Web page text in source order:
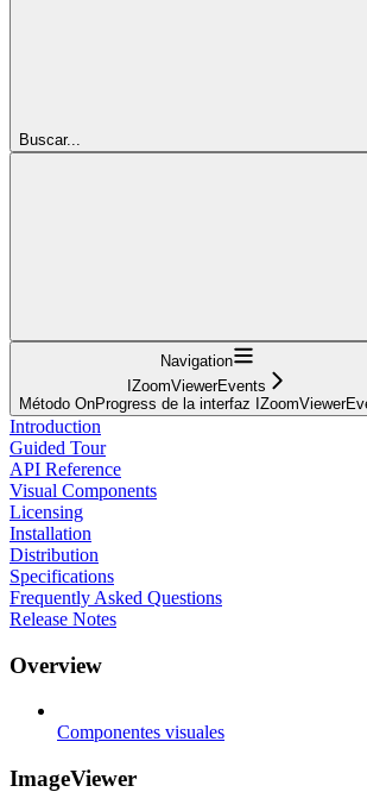
Buscar...
Navigation
IZoomViewerEvents
Método OnProgress de la interfaz
Introduction
Guided Tour
API Reference
Visual Components
Licensing
Installation
Distribution
Specifications
Frequently Asked Questions
Release Notes
Overview
Componentes visuales
ImageViewer